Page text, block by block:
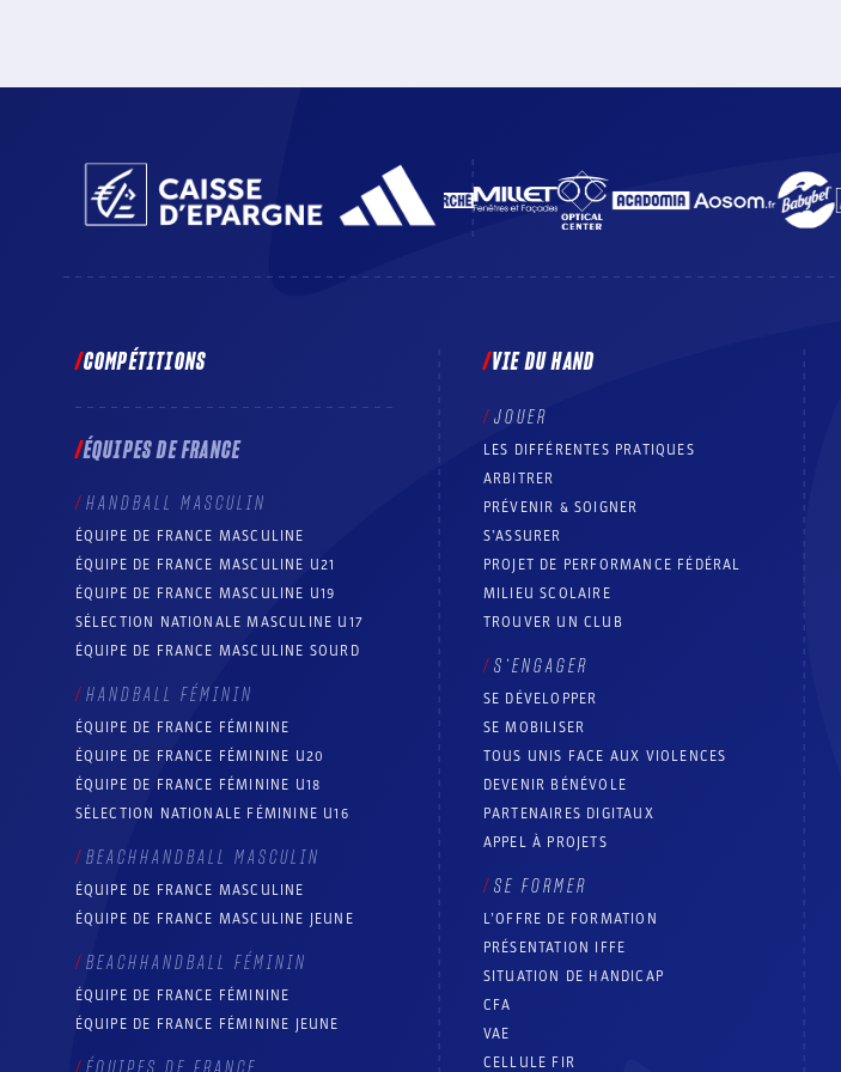
COMPÉTITIONS
ÉQUIPES DE FRANCE
HANDBALL MASCULIN
ÉQUIPE DE FRANCE MASCULINE
ÉQUIPE DE FRANCE MASCULINE U21
ÉQUIPE DE FRANCE MASCULINE U19
SÉLECTION NATIONALE MASCULINE U17
ÉQUIPE DE FRANCE MASCULINE SOURD
HANDBALL FÉMININ
ÉQUIPE DE FRANCE FÉMININE
ÉQUIPE DE FRANCE FÉMININE U20
ÉQUIPE DE FRANCE FÉMININE U18
SÉLECTION NATIONALE FÉMININE U16
BEACHHANDBALL MASCULIN
ÉQUIPE DE FRANCE MASCULINE
ÉQUIPE DE FRANCE MASCULINE JEUNE
BEACHHANDBALL FÉMININ
ÉQUIPE DE FRANCE FÉMININE
ÉQUIPE DE FRANCE FÉMININE JEUNE
VIE DU HAND
JOUER
LES DIFFÉRENTES PRATIQUES
ARBITRER
PRÉVENIR & SOIGNER
S’ASSURER
PROJET DE PERFORMANCE FÉDÉRAL
MILIEU SCOLAIRE
TROUVER UN CLUB
S’ENGAGER
SE DÉVELOPPER
SE MOBILISER
TOUS UNIS FACE AUX VIOLENCES
DEVENIR BÉNÉVOLE
PARTENAIRES DIGITAUX
APPEL À PROJETS
SE FORMER
L’OFFRE DE FORMATION
PRÉSENTATION IFFE
SITUATION DE HANDICAP
CFA
VAE
CELLULE FIR